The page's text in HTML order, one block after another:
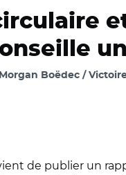
Morgan Boëdec /
de publier un